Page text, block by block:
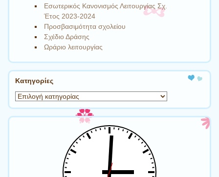
Εσωτερικός Κανονισμός Λειτουργίας Σχ.
Έτος 2023-2024
Προσβασιμότητα σχολείου
Σχέδιο Δράσης
Ωράριο λειτουργίας
Kατηγορίες
Kατηγορίες